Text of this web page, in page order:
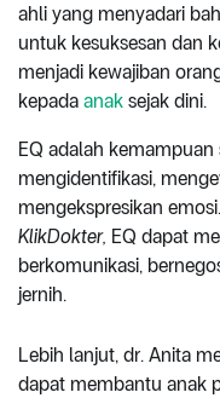
ahli yang menyadari
untuk kesuksesan dan
menjadi kewajiban
kepada anak sejak dini.
EQ adalah
mengidentifikasi,
mengekspresikan
KlikDokter, EQ dapat
berkomunikasi,
jernih.
Lebih lanjut, dr. Anita
dapat membantu anak